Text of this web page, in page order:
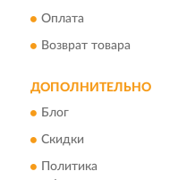
Оплата
Возврат товара
ДОПОЛНИТЕЛЬНО
Блог
Скидки
Политика